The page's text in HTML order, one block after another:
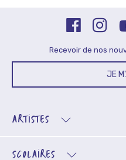
Recevoir de nos
JE
ARTISTES
SCOLAIRES